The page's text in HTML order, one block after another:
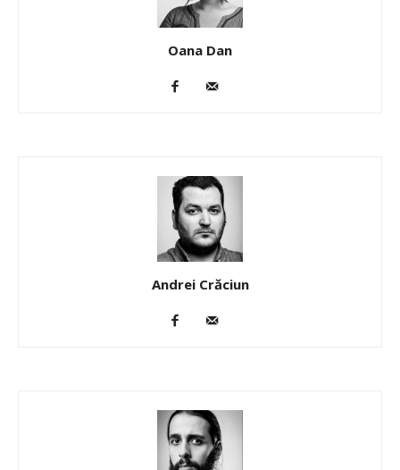
Oana Dan
Andrei Crăciun